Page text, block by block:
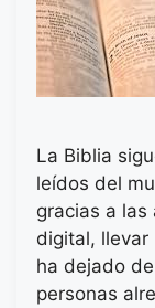
La Biblia
leídos del
gracias a las
digital, llevar
ha dejado
personas